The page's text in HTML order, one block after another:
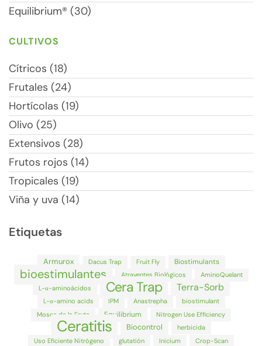
Equilibrium® (30)
CULTIVOS
Cítricos (18)
Frutales (24)
Hortícolas (19)
Olivo (25)
Extensivos (28)
Frutos rojos (14)
Tropicales (19)
Viña y uva (14)
Etiquetas
Armurox Dacus Trap Fruit Fly Biostimulants
bioestimulantes Atrayentes Biológicos
AminoQuelant
L-α-aminoácidos
Cera Trap Terra-Sorb
L-α-amino acids IPM Anastrepha
biostimulant
Mosca de la Fruta
Equilibrium Nitrogen Use Efficiency
Ceratitis Biocontrol
herbicida
Uso Eficiente Nitrógeno
glutatión Inicium
Crop-Scan